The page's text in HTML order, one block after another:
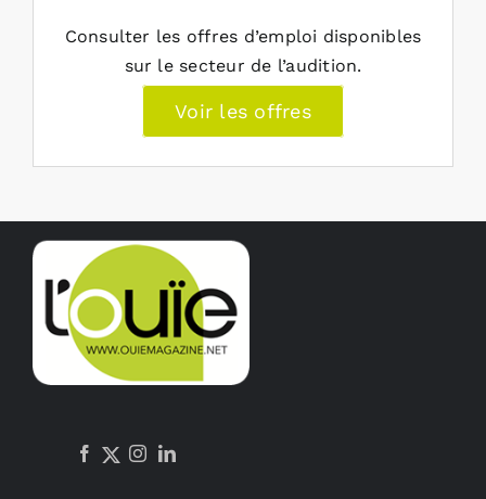
Consulter les offres d’emploi disponibles
sur le secteur de l’audition.
Voir les offres